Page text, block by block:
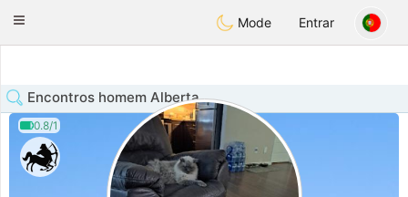
Animour
Toggle
Mode Entrar
Encontros homem Alberta
0.8/1